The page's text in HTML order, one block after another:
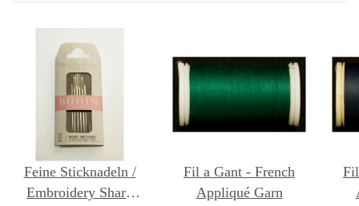
Feine Sticknadeln /
Embroidery Sharp
Fil a Gant - French
Appliqué Garn